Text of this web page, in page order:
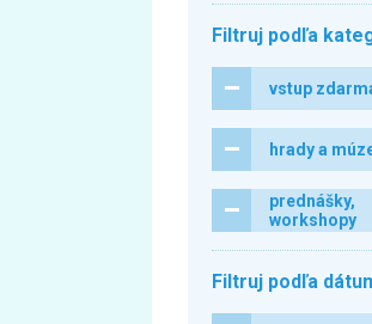
Filtruj podľa
vstup
hrady a
prednášky,
workshopy
Filtruj podľa